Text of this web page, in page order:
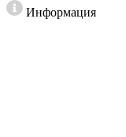
Информация